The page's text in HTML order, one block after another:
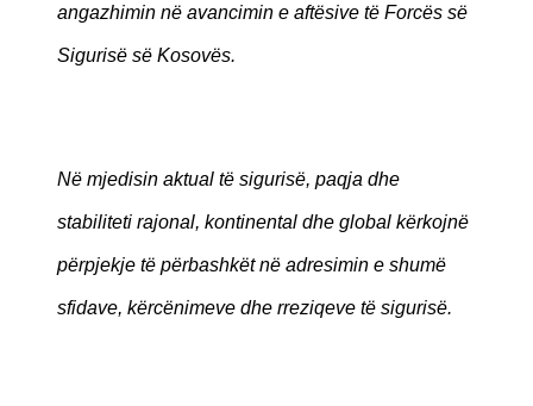
angazhimin në avancimin e aftësive të Forcës së
Sigurisë së Kosovës.
Në mjedisin aktual të sigurisë, paqja dhe
stabiliteti rajonal, kontinental dhe global kërkojnë
përpjekje të përbashkët në adresimin e shumë
sfidave, kërcënimeve dhe rreziqeve të sigurisë.